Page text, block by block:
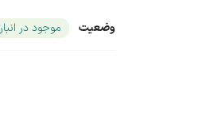
وضعیت موجود در انبارشناسه محصول ۲۱۰۳۰